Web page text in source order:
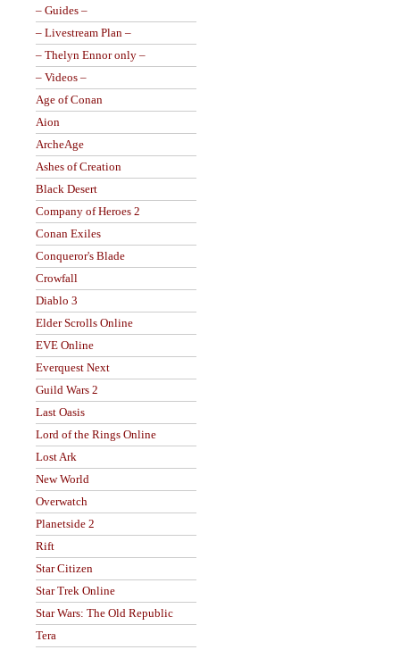
– Guides –
– Livestream Plan –
– Thelyn Ennor only –
– Videos –
Age of Conan
Aion
ArcheAge
Ashes of Creation
Black Desert
Company of Heroes 2
Conan Exiles
Conqueror's Blade
Crowfall
Diablo 3
Elder Scrolls Online
EVE Online
Everquest Next
Guild Wars 2
Last Oasis
Lord of the Rings Online
Lost Ark
New World
Overwatch
Planetside 2
Rift
Star Citizen
Star Trek Online
Star Wars: The Old Republic
Tera